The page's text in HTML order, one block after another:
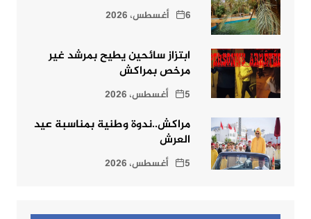
6 أغسطس، 2026
ابتزاز سائحين يطيح بمرشد غير
مرخص بمراكش
5 أغسطس، 2026
مراكش..ندوة وطنية بمناسبة عيد
العرش
5 أغسطس، 2026